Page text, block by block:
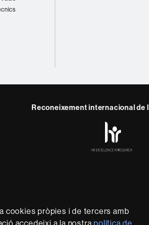
cookies pròpies i de tercers amb
accedeixi a la nostrapolítica de
Reconeixement internacional de
que imparteix una
ajustada a les necessitats de la